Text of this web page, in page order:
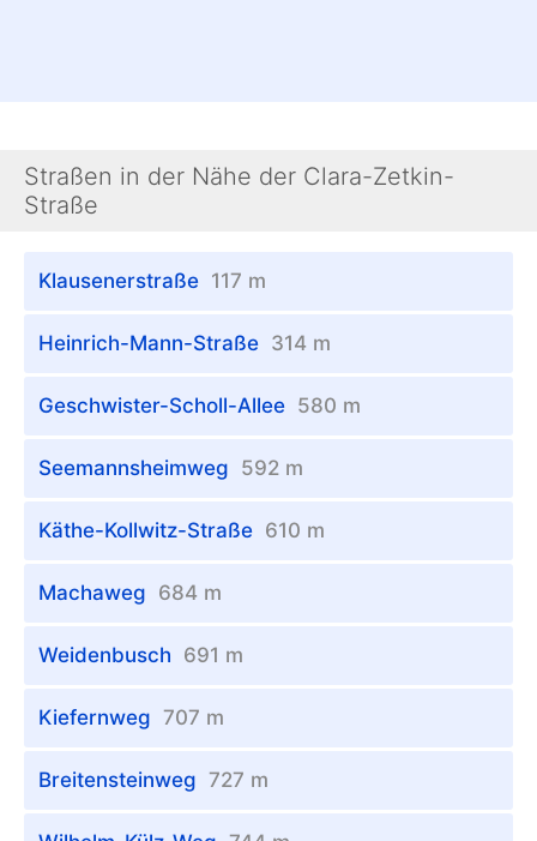
Straßen in der Nähe der Clara-Zetkin-
Straße
Klausenerstraße 117 m
Heinrich-Mann-Straße 314 m
Geschwister-Scholl-Allee 580 m
Seemannsheimweg 592 m
Käthe-Kollwitz-Straße 610 m
Machaweg 684 m
Weidenbusch 691 m
Kiefernweg 707 m
Breitensteinweg 727 m